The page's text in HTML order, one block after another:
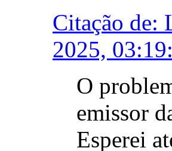
Citação de:
2025,
O
emissor
Esperei